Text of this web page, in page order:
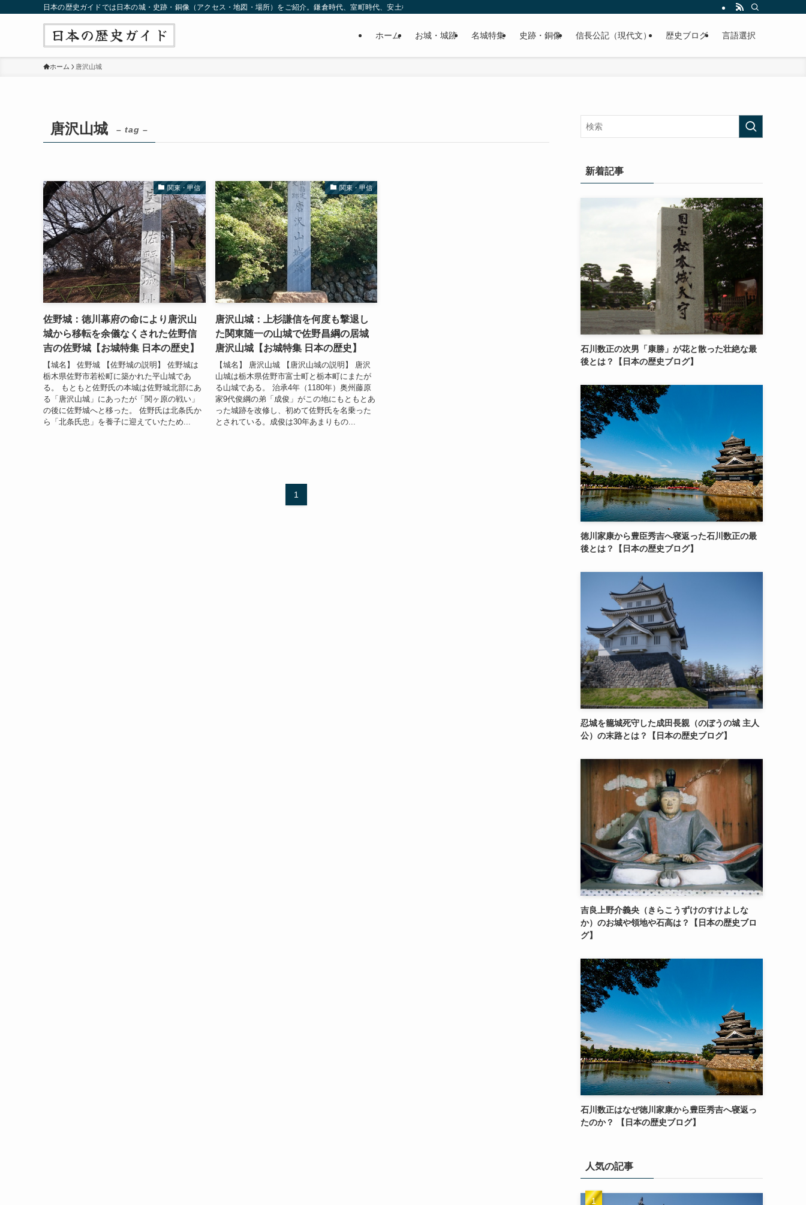
日本の歴史ガイドでは日本の城・史跡・銅像（アクセス・地図・場所）をご紹介。鎌倉時代、室町時代、安土桃山時代（戦国時代）、江戸時代と幅広くご紹介致します。
ホーム お城・城跡 名城特集 史跡・銅像 信長公記（現代文） 歴史ブログ 言語選択
ホーム 唐沢山城
唐沢山城 – tag –
関東・甲信
佐野城：徳川幕府の命により唐沢山
城から移転を余儀なくされた佐野信
吉の佐野城【お城特集 日本の歴史】
【城名】 佐野城 【佐野城の説明】 佐野城は
栃木県佐野市若松町に築かれた平山城であ
る。 もともと佐野氏の本城は佐野城北部にあ
る「唐沢山城」にあったが「関ヶ原の戦い」
の後に佐野城へと移った。 佐野氏は北条氏か
ら「北条氏忠」を養子に迎えていたため...
関東・甲信
唐沢山城：上杉謙信を何度も撃退し
た関東随一の山城で佐野昌綱の居城
唐沢山城【お城特集 日本の歴史】
【城名】 唐沢山城 【唐沢山城の説明】 唐沢
山城は栃木県佐野市富士町と栃本町にまたが
る山城である。 治承4年（1180年）奥州藤原
家9代俊綱の弟「成俊」がこの地にもともとあ
った城跡を改修し、初めて佐野氏を名乗った
とされている。成俊は30年あまりもの...
1
新着記事
石川数正の次男「康勝」が花と散った壮絶な最
後とは？【日本の歴史ブログ】
徳川家康から豊臣秀吉へ寝返った石川数正の最
後とは？【日本の歴史ブログ】
忍城を籠城死守した成田長親（のぼうの城 主人
公）の末路とは？【日本の歴史ブログ】
吉良上野介義央（きらこうずけのすけよしな
か）のお城や領地や石高は？【日本の歴史ブロ
グ】
石川数正はなぜ徳川家康から豊臣秀吉へ寝返っ
たのか？ 【日本の歴史ブログ】
人気の記事